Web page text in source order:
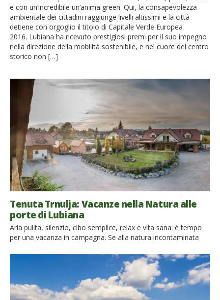
e con un’incredibile un’anima green. Qui, la consapevolezza
ambientale dei cittadini raggiunge livelli altissimi e la città
detiene con orgoglio il titolo di Capitale Verde Europea
2016. Lubiana ha ricevuto prestigiosi premi per il suo impegno
nella direzione della mobilità sostenibile, e nel cuore del centro
storico non […]
Tenuta Trnulja: Vacanze nella Natura alle
porte di Lubiana
Aria pulita, silenzio, cibo semplice, relax e vita sana: è tempo
per una vacanza in campagna. Se alla natura incontaminata
potete scegliere un agriturismo biologico che guarda ad un
futuro più sostenibile, alle porte delle capitale Slovena. Ecco
dove andare per un weekend rurale, eco-friendly e di charme!
[…]